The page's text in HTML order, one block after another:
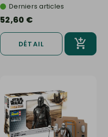
Derniers articles
52,60 €
DÉTAIL